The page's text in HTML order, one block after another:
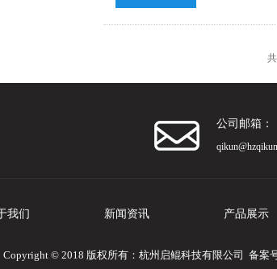
公司邮箱：
我们 新闻资讯 产品展示
Copyright © 2018 版权所有：杭州启鲲科技有限公司 备案